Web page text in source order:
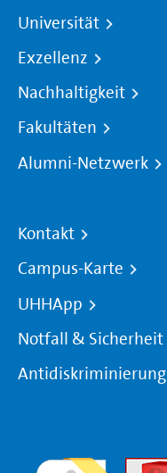
Universität
Exzellenz
Nachhaltigkeit
Fakultäten
Alumni-Netzwerk
Kontakt
Campus-Karte
UHHApp
Notfall & Sicherheit
Antidiskriminierung